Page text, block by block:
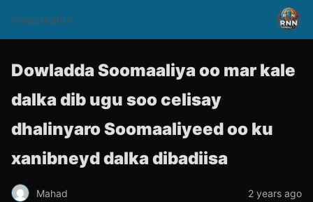
rnnsomalitv
Dowladda Soomaaliya oo mar kale
dalka dib ugu soo celisay
dhalinyaro Soomaaliyeed oo ku
xanibneyd dalka dibadiisa
Mahad 2 years ago